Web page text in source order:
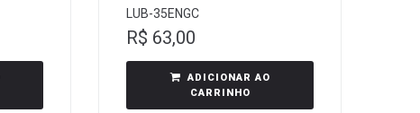
LUB-35ENGC
R$ 63,00
ADICIONAR AO
CARRINHO